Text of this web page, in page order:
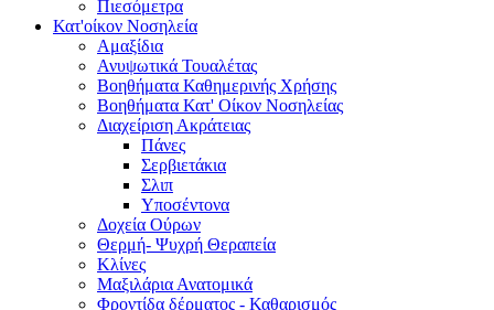
Πιεσόμετρα
Κατ'οίκον Νοσηλεία
Αμαξίδια
Ανυψωτικά Τουαλέτας
Βοηθήματα Καθημερινής Χρήσης
Βοηθήματα Κατ' Οίκον Νοσηλείας
Διαχείριση Ακράτειας
Πάνες
Σερβιετάκια
Σλιπ
Υποσέντονα
Δοχεία Ούρων
Θερμή- Ψυχρή Θεραπεία
Κλίνες
Μαξιλάρια Ανατομικά
Φροντίδα δέρματος - Καθαρισμός